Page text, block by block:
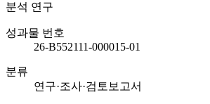
분석 연구
성과물 번호
26-B552111-000015-01
분류
연구·조사·검토보고서